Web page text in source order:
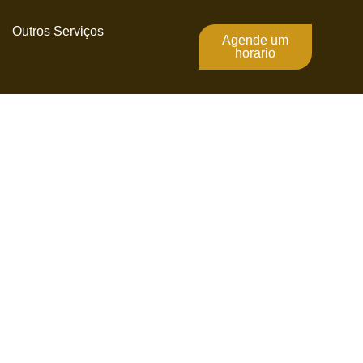
Outros Serviços
Agende um
horario